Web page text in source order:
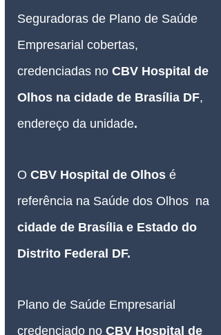
Seguradoras de Plano de Saúde
Empresarial cobertas,
credenciadas no CBV Hospital de
Olhos na cidade de Brasília DF,
endereço da unidade.
O CBV Hospital de Olhos é
referência na Saúde dos Olhos  na
cidade de Brasília e Estado do
Distrito Federal DF.
Plano de Saúde Empresarial
credenciado no CBV Hospital de